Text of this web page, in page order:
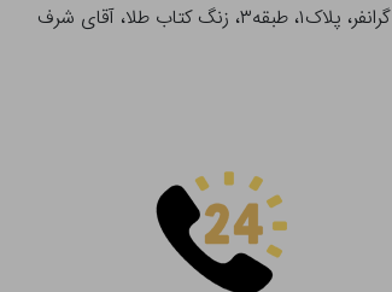
آدرس تحویل حضوری سفارشات: میدان انقلاب، خیابان انقلاب، خیابان ۱۲ فروردین، خیابان شهدای ژاندارمری غربی، بن بست گرانفر، پلاک۱، طبقه۳، زنگ کتاب طلا، آقای شرف